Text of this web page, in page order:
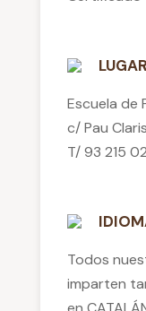
Escuela de
c/ Pau
T/ 93 215
Todos
imparten